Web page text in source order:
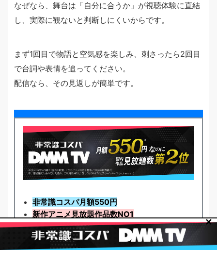
なぜなら、舞台は「自分に合うか」が視聴体験に直結
し、実際に観ないと判断しにくいからです。
まず1回目で物語と空気感を楽しみ、刺さったら2回目
で台詞や表情を追ってください。
配信なら、その見返しが簡単です。
非常識コスパ月額550円
新作アニメ見放題作品数NO1
14日間の無料体験実施中
無料体験を開始！
✕